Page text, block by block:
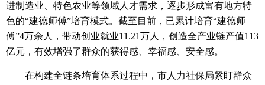
进制造业、特色农业等领域人才需求，逐步形成富有地方特
色的“建德师傅”培育模式。截至目前，已累计培育“建德师
傅”4万余人，带动创业就业11.21万人，创造全产业链产值113
亿元，有效增强了群众的获得感、幸福感、安全感。
在构建全链条培育体系过程中，市人力社保局紧盯群众